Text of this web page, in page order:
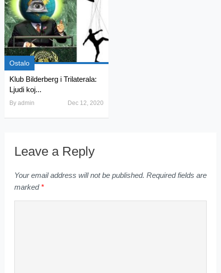
Ostalo
Klub Bilderberg i Trilaterala:
Ljudi koj...
By admin Dec 12, 2020
Leave a Reply
Your email address will not be published. Required fields are
marked *